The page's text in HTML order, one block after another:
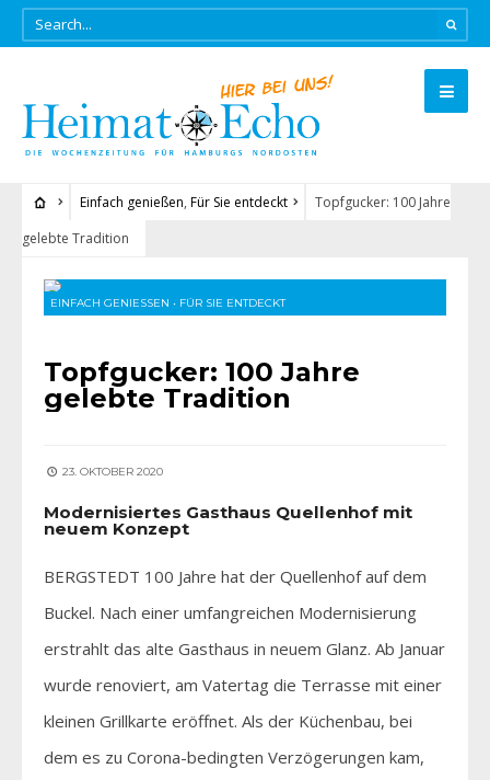
Einfach genießen, Für Sie entdeckt
Topfgucker: 100 Jahre
gelebte Tradition
EINFACH GENIESSEN • FÜR SIE ENTDECKT
Topfgucker: 100 Jahre
gelebte Tradition
23. OKTOBER 2020
Modernisiertes Gasthaus Quellenhof mit
neuem Konzept
BERGSTEDT 100 Jahre hat der Quellenhof auf dem
Buckel. Nach einer umfangreichen Modernisierung
erstrahlt das alte Gasthaus in neuem Glanz. Ab Januar
wurde renoviert, am Vatertag die Terrasse mit einer
kleinen Grillkarte eröffnet. Als der Küchenbau, bei
dem es zu Corona-bedingten Verzögerungen kam,